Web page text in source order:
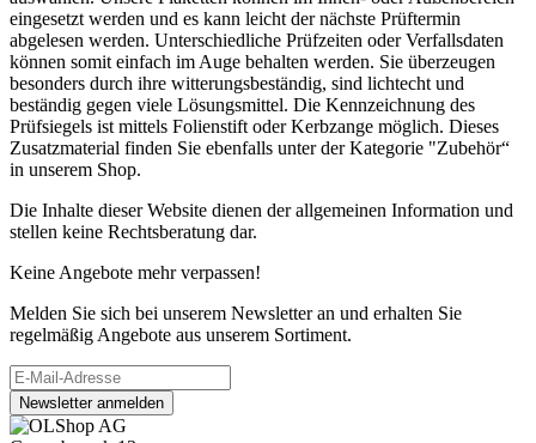
eingesetzt werden und es kann leicht der nächste Prüftermin
abgelesen werden. Unterschiedliche Prüfzeiten oder Verfallsdaten
können somit einfach im Auge behalten werden. Sie überzeugen
besonders durch ihre witterungsbeständig, sind lichtecht und
beständig gegen viele Lösungsmittel. Die Kennzeichnung des
Prüfsiegels ist mittels Folienstift oder Kerbzange möglich. Dieses
Zusatzmaterial finden Sie ebenfalls unter der Kategorie "Zubehör“
in unserem Shop.
Die Inhalte dieser Website dienen der allgemeinen Information und
stellen keine Rechtsberatung dar.
Keine Angebote mehr verpassen!
Melden Sie sich bei unserem Newsletter an und erhalten Sie
regelmäßig Angebote aus unserem Sortiment.
Newsletter anmelden